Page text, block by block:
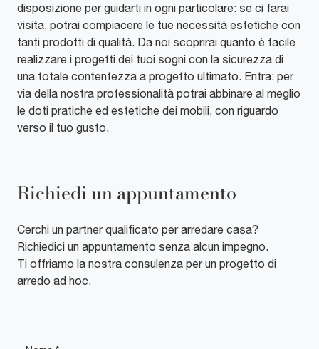
disposizione per guidarti in ogni particolare: se ci farai
visita, potrai compiacere le tue necessità estetiche con
tanti prodotti di qualità. Da noi scoprirai quanto è facile
realizzare i progetti dei tuoi sogni con la sicurezza di
una totale contentezza a progetto ultimato. Entra: per
via della nostra professionalità potrai abbinare al meglio
le doti pratiche ed estetiche dei mobili, con riguardo
verso il tuo gusto.
Richiedi un appuntamento
Cerchi un partner qualificato per arredare casa?
Richiedici un appuntamento senza alcun impegno.
Ti offriamo la nostra consulenza per un progetto di
arredo ad hoc.